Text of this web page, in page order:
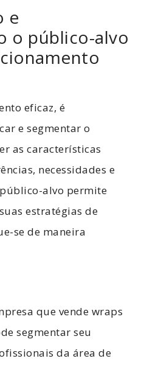
e
o público-alvo
eficaz, é
e segmentar o
as características
necessidades e
alvo permite
estratégias de
se de maneira
que vende wraps
segmentar seu
da área de